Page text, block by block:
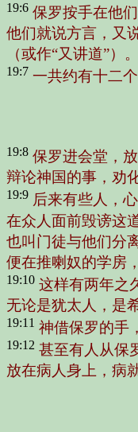
19:6 保罗按手在他
他们就说方言，又
（或作“又讲道”）。
19:7 一共约有十二个
19:8 保罗进会堂，
辩论神国的事，劝
19:9 后来有些人，
在众人面前毁谤这
也叫门徒与他们分
便在推喇奴的学房
19:10 这样有两年之
无论是犹太人，是
19:11 神借保罗的手
19:12 甚至有人从保
放在病人身上，病